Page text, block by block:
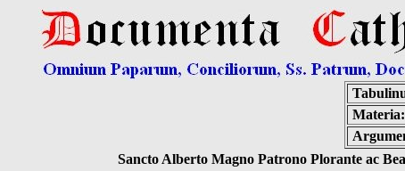
Materia:
Sancto Alberto Magno Patrono Plorante ac